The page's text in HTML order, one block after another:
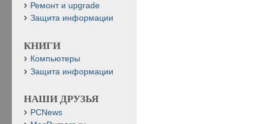
Ремонт и upgrade
Защита информации
КНИГИ
Компьютеры
Защита информации
НАШИ ДРУЗЬЯ
PCNews